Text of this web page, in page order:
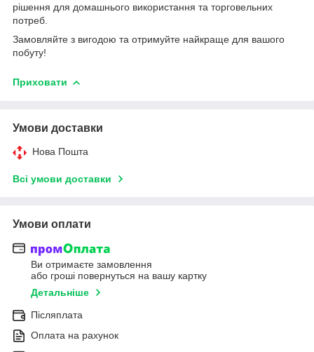
рішення для домашнього використання та торговельних
потреб.
Замовляйте з вигодою та отримуйте найкраще для вашого
побуту!
Приховати
Умови доставки
Нова Пошта
Всі умови доставки
Умови оплати
Ви отримаєте замовлення
або гроші повернуться на вашу картку
Детальніше
Післяплата
Оплата на рахунок